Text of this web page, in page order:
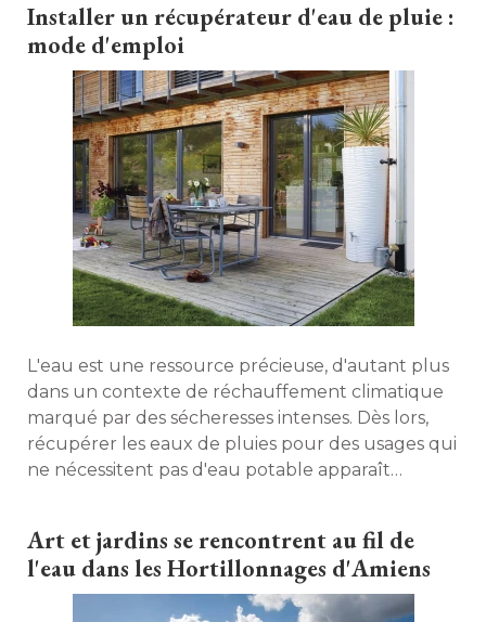
Installer un récupérateur d'eau de pluie :
mode d'emploi
L'eau est une ressource précieuse, d'autant plus
dans un contexte de réchauffement climatique
marqué par des sécheresses intenses. Dès lors,
récupérer les eaux de pluies pour des usages qui
ne nécessitent pas d'eau potable apparaît
Art et jardins se rencontrent au fil de
l'eau dans les Hortillonnages d'Amiens